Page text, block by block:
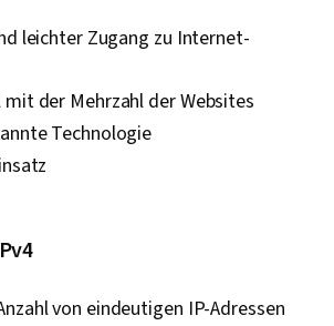
leichter Zugang zu Internet-
der Mehrzahl der Websites
Technologie
von eindeutigen IP-Adressen